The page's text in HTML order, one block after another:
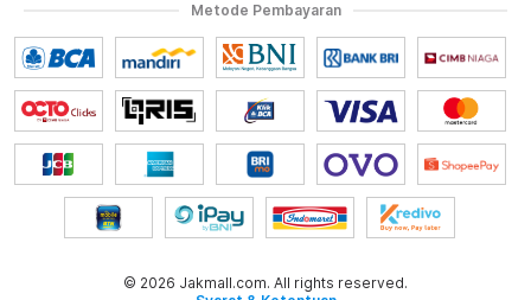
Metode Pembayaran
© 2026 Jakmall.com. All rights reserved.